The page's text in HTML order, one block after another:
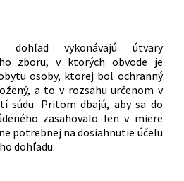
dohľad vykonávajú útvary
zboru, v ktorých obvode je
osoby, ktorej bol ochranný
a to v rozsahu určenom v
súdu. Pritom dbajú, aby sa do
zasahovalo len v miere
potrebnej na dosiahnutie účelu
dohľadu.